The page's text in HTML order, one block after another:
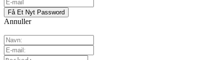
Annuller